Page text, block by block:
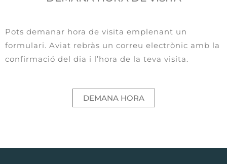
Pots demanar hora de visita emplenant un
formulari. Aviat rebràs un correu electrònic amb la
confirmació del dia i l’hora de la teva visita.
DEMANA HORA